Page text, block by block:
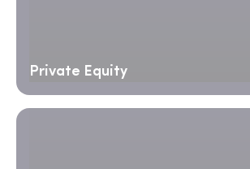
Private Equity